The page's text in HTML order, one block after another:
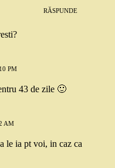
RĂSPUNDE
PM
43 de zile 🙂
AM
le ia pt voi, in caz ca